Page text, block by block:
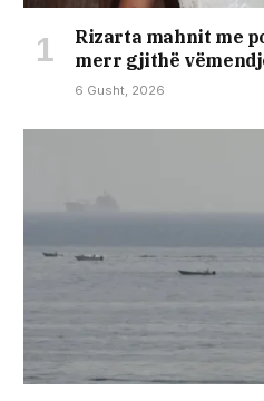
Rizarta mahnit me
merr gjithë
6 Gusht, 2026